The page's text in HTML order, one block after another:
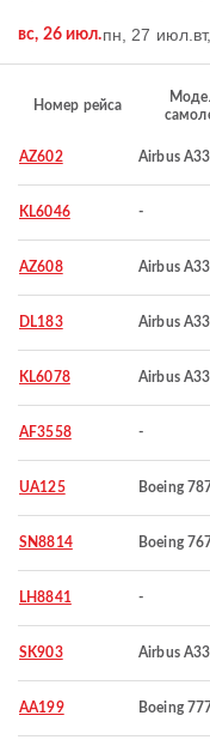
вс, 26 июл.пн, 27 июл.
Номер рейса
AZ602 Airbus
KL6046 -
AZ608 Airbus
DL183 Airbus
KL6078 Airbus
AF3558 -
UA125 Boeing
SN8814 Boeing
LH8841 -
SK903 Airbus
AA199 Boeing